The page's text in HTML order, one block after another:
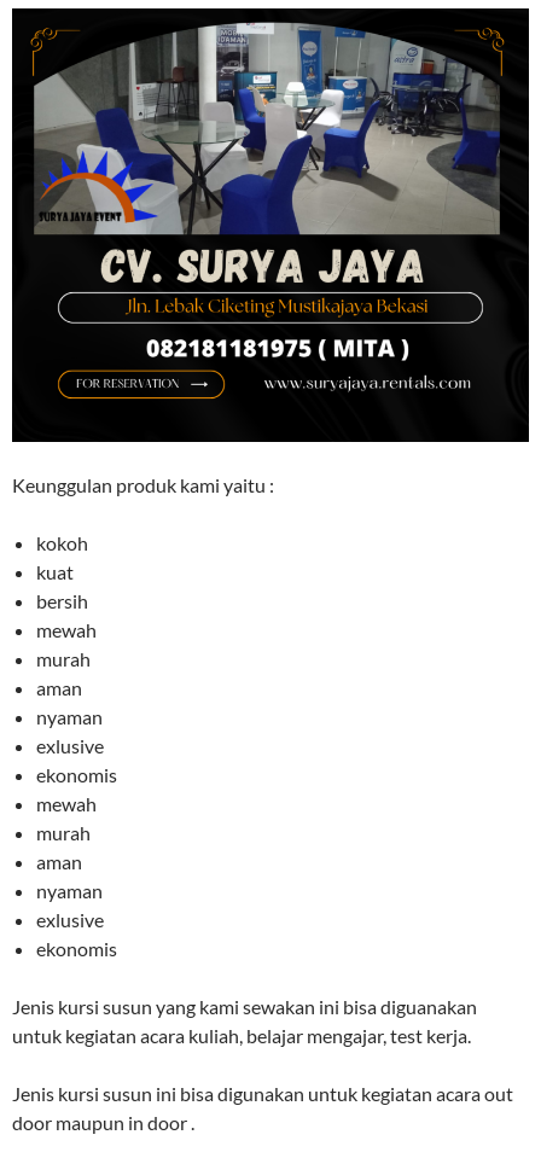
Keunggulan produk kami yaitu :
kokoh
kuat
bersih
mewah
murah
aman
nyaman
exlusive
ekonomis
mewah
murah
aman
nyaman
exlusive
ekonomis
Jenis kursi susun yang kami sewakan ini bisa diguanakan
untuk kegiatan acara kuliah, belajar mengajar, test kerja.
Jenis kursi susun ini bisa digunakan untuk kegiatan acara out
door maupun in door .